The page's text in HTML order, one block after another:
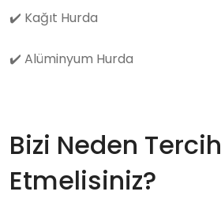
✔️ Kağıt Hurda
✔️ Alüminyum Hurda
Bizi Neden Tercih
Etmelisiniz?